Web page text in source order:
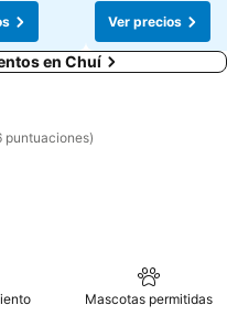
Ver precios
en Chuí
puntuaciones)
Mascotas permitidas